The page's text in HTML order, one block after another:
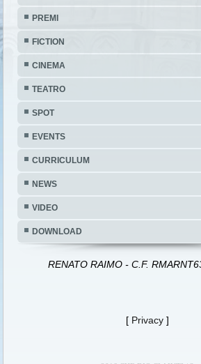
PREMI
FICTION
CINEMA
TEATRO
SPOT
EVENTS
CURRICULUM
NEWS
VIDEO
DOWNLOAD
RENATO RAIMO - C.F.
[ Privacy ]